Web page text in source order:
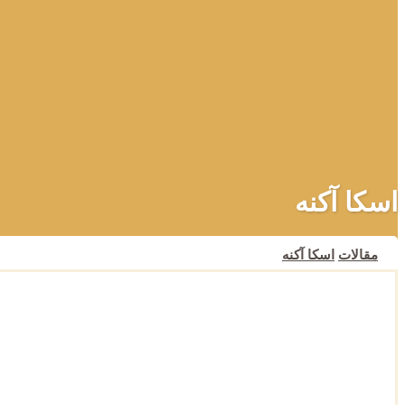
اسکا آکنه
مقالات اسکا آکنه